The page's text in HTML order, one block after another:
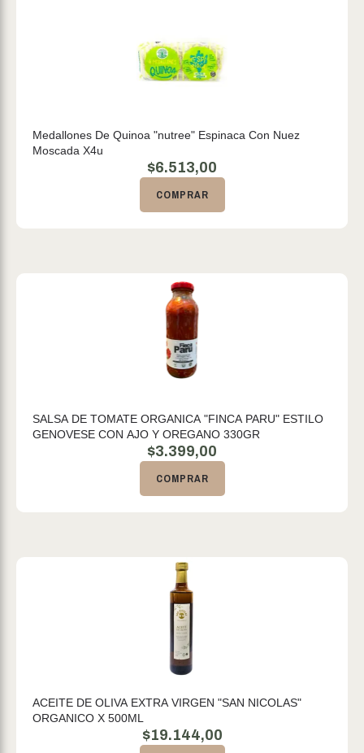
Medallones De Quinoa "nutree" Espinaca Con Nuez
Moscada X4u
$6.513,00
COMPRAR
SALSA DE TOMATE ORGANICA "FINCA PARU" ESTILO
GENOVESE CON AJO Y OREGANO 330GR
$3.399,00
COMPRAR
ACEITE DE OLIVA EXTRA VIRGEN "SAN NICOLAS"
ORGANICO X 500ML
$19.144,00